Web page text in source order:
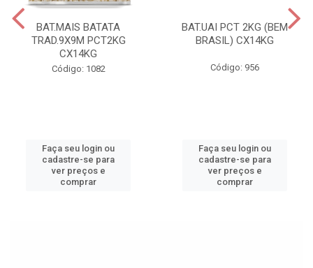
BAT.MAIS BATATA
TRAD.9X9M PCT2KG
CX14KG
Código: 1082
Faça seu login ou
cadastre-se para
ver preços e
comprar
BAT.UAI PCT 2KG (BEM
BRASIL) CX14KG
Código: 956
Faça seu login ou
cadastre-se para
ver preços e
comprar